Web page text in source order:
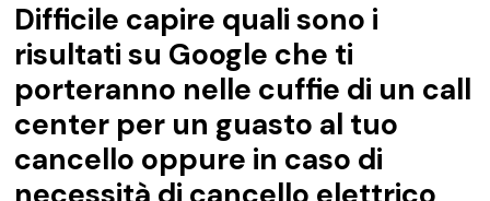
Difficile capire quali sono i
risultati su Google che ti
porteranno nelle cuffie di un call
center per un guasto al tuo
cancello oppure in caso di